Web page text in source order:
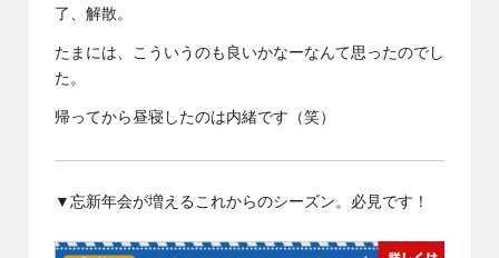
了、解散。
たまには、こういうのも良いかなーなんて思ったのでし
た。
帰ってから昼寝したのは内緒です（笑）
▼忘新年会が増えるこれからのシーズン。必見です！